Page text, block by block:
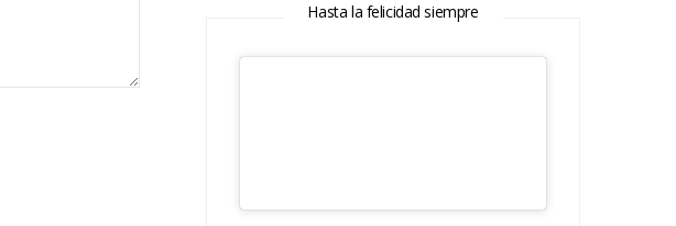
Hasta la felicidad siempre